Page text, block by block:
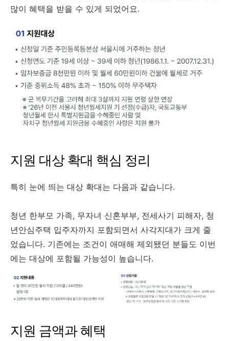
많이 혜택을 받을 수 있게 되었어요.
지원 대상 확대 핵심 정리
특히 눈에 띄는 대상 확대는 다음과 같습니다.
청년 한부모 가족, 무자녀 신혼부부, 전세사기 피해자, 청
년안심주택 입주자까지 포함되면서 사각지대가 크게 줄
었습니다. 기존에는 조건이 애매해 제외됐던 분들도 이번
에는 대상에 포함될 가능성이 높습니다.
지원 금액과 혜택